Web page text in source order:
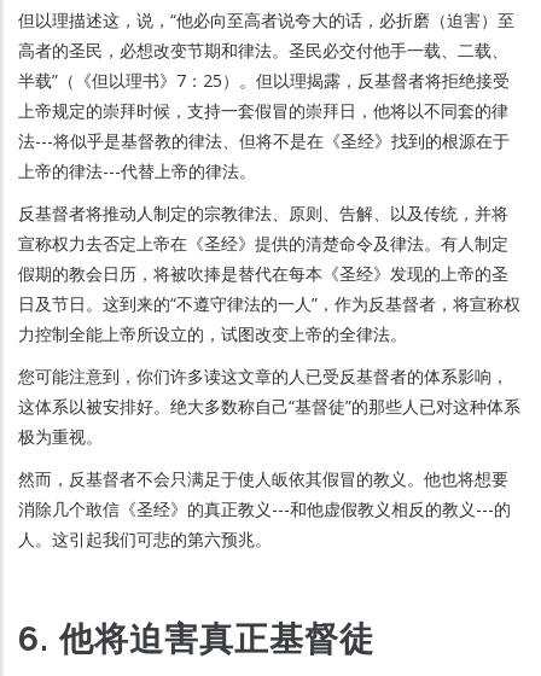
但以理描述这，说，“他必向至高者说夸大的话，必折磨（迫害）至
高者的圣民，必想改变节期和律法。圣民必交付他手一载、二载、
半载”（《但以理书》7：25）。但以理揭露，反基督者将拒绝接受
上帝规定的崇拜时候，支持一套假冒的崇拜日，他将以不同套的律
法---将似乎是基督教的律法、但将不是在《圣经》找到的根源在于
上帝的律法---代替上帝的律法。
反基督者将推动人制定的宗教律法、原则、告解、以及传统，并将
宣称权力去否定上帝在《圣经》提供的清楚命令及律法。有人制定
假期的教会日历，将被吹捧是替代在每本《圣经》发现的上帝的圣
日及节日。这到来的“不遵守律法的一人”，作为反基督者，将宣称权
力控制全能上帝所设立的，试图改变上帝的全律法。
您可能注意到，你们许多读这文章的人已受反基督者的体系影响，
这体系以被安排好。绝大多数称自己“基督徒”的那些人已对这种体系
极为重视。
然而，反基督者不会只满足于使人皈依其假冒的教义。他也将想要
消除几个敢信《圣经》的真正教义---和他虚假教义相反的教义---的
人。这引起我们可悲的第六预兆。
6. 他将迫害真正基督徒